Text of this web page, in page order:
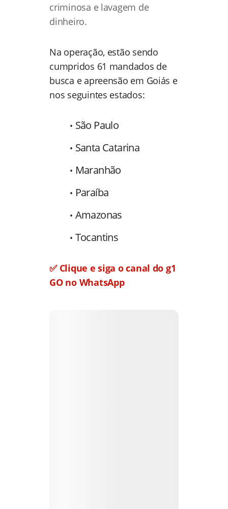
criminosa e lavagem de
dinheiro.
Na operação, estão sendo
cumpridos 61 mandados de
busca e apreensão em Goiás e
nos seguintes estados:
São Paulo
Santa Catarina
Maranhão
Paraíba
Amazonas
Tocantins
✅ Clique e siga o canal do g1
GO no WhatsApp